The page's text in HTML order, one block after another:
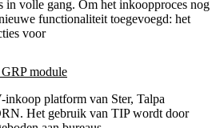
volle gang. Om het inkoopproces nog
functionaliteit toegevoegd: het
voor
module
platform van Ster, Talpa
Het gebruik van TIP wordt door